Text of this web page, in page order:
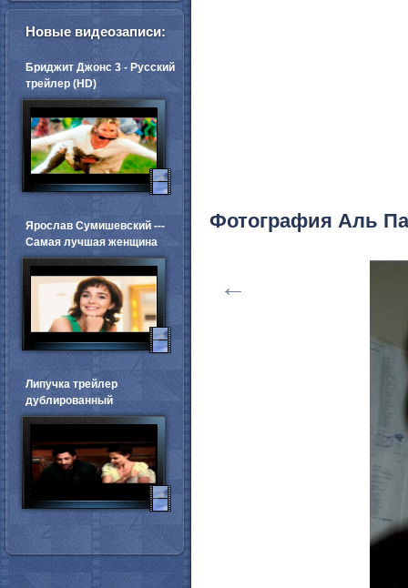
Фотография Аль
←
Новые видеозаписи:
Бриджит Джонс 3 - Русский
трейлер (HD)
Ярослав Сумишевский ---
Самая лучшая женщина
Липучка трейлер
дублированный